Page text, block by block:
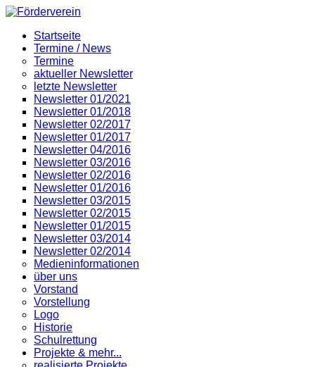
Startseite
Termine / News
Termine
aktueller Newsletter
letzte Newsletter
Newsletter 01/2021
Newsletter 01/2018
Newsletter 02/2017
Newsletter 01/2017
Newsletter 04/2016
Newsletter 03/2016
Newsletter 02/2016
Newsletter 01/2016
Newsletter 03/2015
Newsletter 02/2015
Newsletter 01/2015
Newsletter 03/2014
Newsletter 02/2014
Medieninformationen
über uns
Vorstand
Vorstellung
Logo
Historie
Schulrettung
Projekte & mehr...